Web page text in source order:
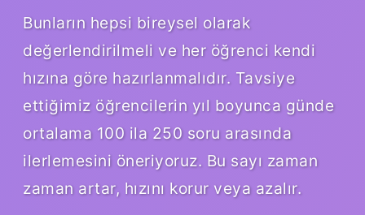
Bunların hepsi bireysel olarak
değerlendirilmeli ve her öğrenci kendi
hızına göre hazırlanmalıdır. Tavsiye
ettiğimiz öğrencilerin yıl boyunca günde
ortalama 100 ila 250 soru arasında
ilerlemesini öneriyoruz. Bu sayı zaman
zaman artar, hızını korur veya azalır.